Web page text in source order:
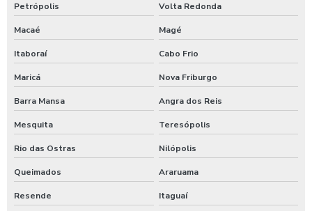
Equipamentos para higienização automotiva
Equipamentos para higienização de veiculos
Equipamentos para lavagem de caminhoes
Equipamentos para lavagem de carros
Espuma azul para lava rapido
Espuma azul para lavar carros
Espuma de neve para lavar carros
Petrópolis Volta Redonda
Macaé Magé
Itaboraí Cabo Frio
Maricá Nova Friburgo
Barra Mansa Angra dos Reis
Mesquita Teresópolis
Rio das Ostras Nilópolis
Queimados Araruama
Resende Itaguaí